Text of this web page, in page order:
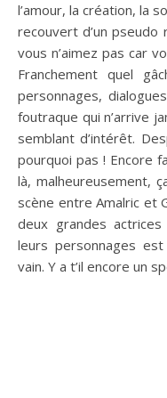
l’amour, la création, la
recouvert d’un
vous n’aimez pas car
Franchement quel
personnages,
foutraque qui n’arrive
semblant d’intérêt.
pourquoi pas ! Encore
là, malheureusement,
scène entre Amalric et
deux grandes
leurs personnages
vain. Y a t’il encore un